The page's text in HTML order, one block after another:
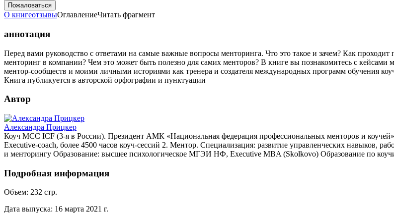
Пожаловаться
О книгеотзывыОглавлениеЧитать фрагмент
аннотация
Перед вами руководство с ответами на самые важные вопросы менторинга. Что это такое и зачем? Как
менторинг в компании? Чем это может быть полезно для самих менторов? В книге вы познакомитесь с
ментор-сообществ и моими личными историями как тренера и создателя международных программ обучения
Книга публикуется в авторской орфографии и пунктуации
Автор
Александра Прицкер
Коуч MCC ICF (3-я в России). Президент АМК «Национальная федерация профессиональных менторов и
Executive-coach, более 4500 часов коуч-сессий 2. Ментор. Специализация: развитие управленческих навыков,
и менторингу Образование: высшее психологическое МГЭИ НФ, Executive MBA (Skolkovo) Образование по
Подробная информация
Объем: 232 стр.
Дата выпуска: 16 марта 2021 г.